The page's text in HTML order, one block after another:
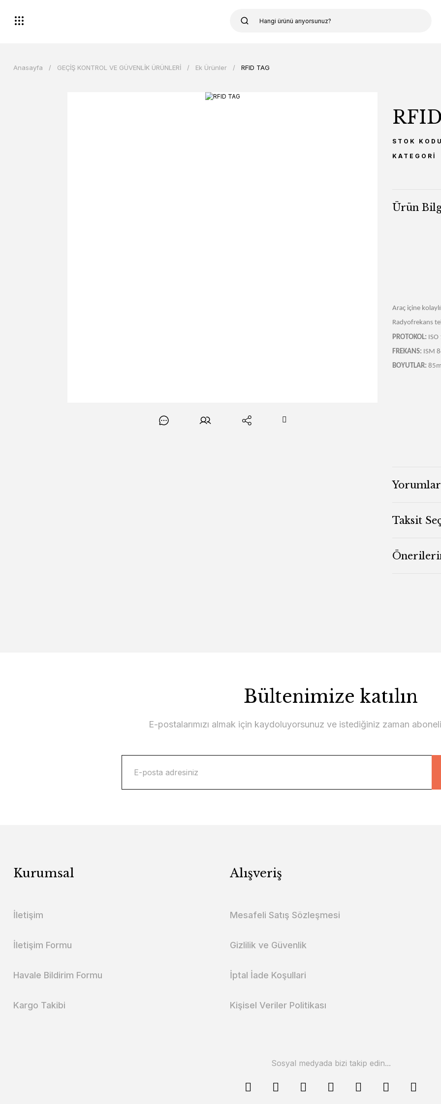
Anasayfa GEÇİŞ KONTROL VE GÜVENLİK ÜRÜNLERİ Ek Ürünler RFID TAG
STOK KODU
KATEGORI
Ürün
Araç içine
Radyofrekans
PROTOKOL: ISO
FREKANS: ISM
BOYUTLAR:
Yorumlar
Taksit
Bültenimize katılın
E-postalarımızı almak için kaydoluyorsunuz ve istediğiniz zaman
Kurumsal
İletişim
İletişim Formu
Havale Bildirim Formu
Kargo Takibi
Alışveriş
Mesafeli Satış Sözleşmesi
Gizlilik ve Güvenlik
İptal İade Koşullari
Kişisel Veriler Politikası
Sosyal medyada bizi takip edin...